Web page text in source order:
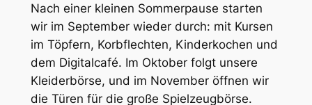
Nach einer kleinen Sommerpause starten
wir im September wieder durch: mit Kursen
im Töpfern, Korbflechten, Kinderkochen und
dem Digitalcafé. Im Oktober folgt unsere
Kleiderbörse, und im November öffnen wir
die Türen für die große Spielzeugbörse.